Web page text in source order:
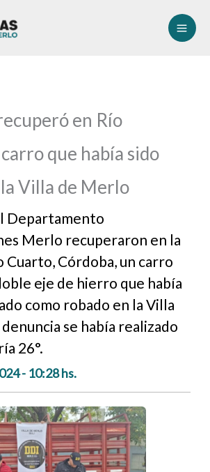
en Río
que había sido
Villa de Merlo
Departamento
Merlo recuperaron en la
Cuarto, Córdoba, un carro
eje de hierro que había
como robado en la Villa
se había realizado
26°.
- 10:28 hs.